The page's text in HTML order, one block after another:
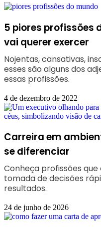
5 piores profissões
vai querer exercer
Nojentas, cansativas,
esses são alguns dos
essas profissões.
4 de dezembro de 2022
Carreira em
se diferenciar
Conheça profissões
tomada de decisões
resultados.
24 de junho de 2026